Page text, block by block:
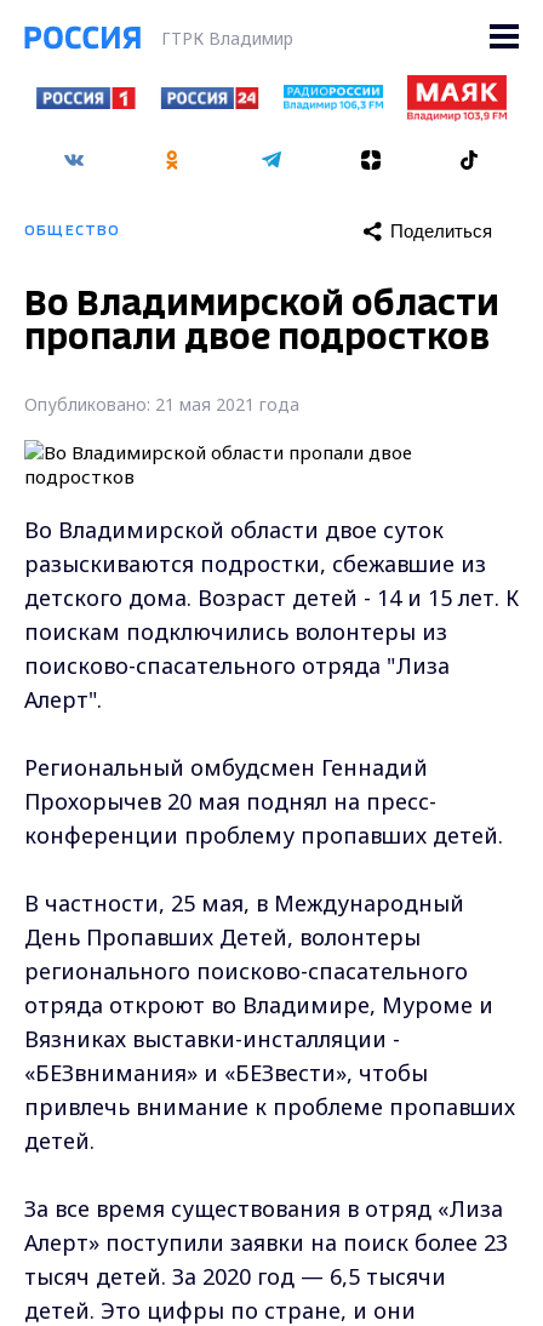
ГТРК Владимир
ОБЩЕСТВО Поделиться
Во Владимирской области
пропали двое подростков
Опубликовано: 21 мая 2021 года
Во Владимирской области двое суток
разыскиваются подростки, сбежавшие из
детского дома. Возраст детей - 14 и 15 лет. К
поискам подключились волонтеры из
поисково-спасательного отряда "Лиза
Алерт".
Региональный омбудсмен Геннадий
Прохорычев 20 мая поднял на пресс-
конференции проблему пропавших детей.
В частности, 25 мая, в Международный
День Пропавших Детей, волонтеры
регионального поисково-спасательного
отряда откроют во Владимире, Муроме и
Вязниках выставки-инсталляции -
«БЕЗвнимания» и «БЕЗвести», чтобы
привлечь внимание к проблеме пропавших
детей.
За все время существования в отряд «Лиза
Алерт» поступили заявки на поиск более 23
тысяч детей. За 2020 год — 6,5 тысячи
детей. Это цифры по стране, и они